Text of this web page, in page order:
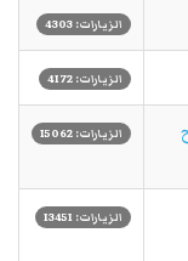
الزيارات: 4303
الزيارات: 4172
الزيارات: 15062
الزيارات: 13451